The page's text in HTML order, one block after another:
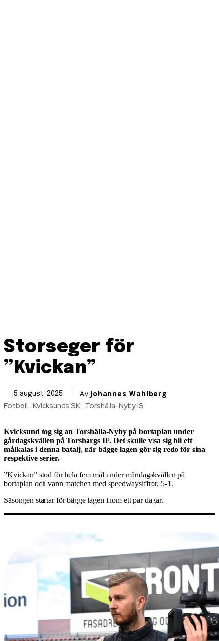
Storseger för
”Kvickan”
5 augusti 2025 Av Johannes Wahlberg
Fotboll Kvicksunds SK Torshälla-Nyby IS
Kvicksund tog sig an Torshälla-Nyby på bortaplan under
gårdagskvällen på Torshargs IP. Det skulle visa sig bli ett
målkalas i denna batalj, när bägge lagen gör sig redo för sina
respektive serier.
”Kvickan” stod för hela fem mål under måndagskvällen på
bortaplan och vann matchen med speedwaysiffror, 5-1.
Säsongen startar för bägge lagen inom ett par dagar.